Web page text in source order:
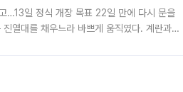
…13일 정식 개장 목표 22일 만에 다시 문을
열대를 채우느라 바쁘게 움직였다. 계란과